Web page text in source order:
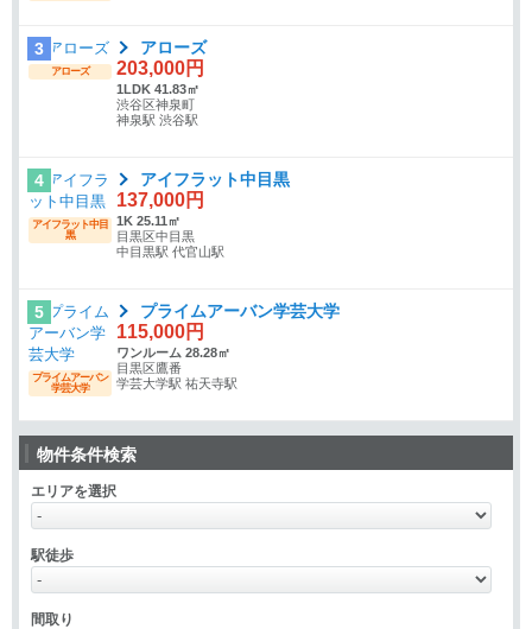
3
アローズ
アローズ
203,000円
1LDK 41.83㎡
渋谷区神泉町
神泉駅 渋谷駅
4
アイフラット中目
黒
アイフラット中目黒
137,000円
1K 25.11㎡
目黒区中目黒
中目黒駅 代官山駅
5
プライムアーバン
学芸大学
プライムアーバン学芸大学
115,000円
ワンルーム 28.28㎡
目黒区鷹番
学芸大学駅 祐天寺駅
物件条件検索
エリアを選択
駅徒歩
間取り